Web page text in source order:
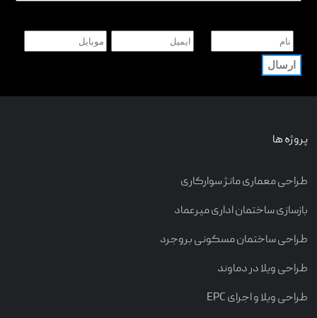
پروژه ها
طراحی معماری مانژ سوارکاری
بازسازی ساختمان اداری میرعماد
طراحی ساختمان مسکونی بروجرد
طراحی ویلا در دماوند
طراحی ویلا و اجرای EPC